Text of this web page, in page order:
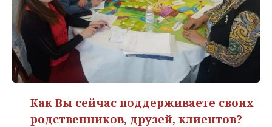
Как Вы сейчас поддерживаете своих
родственников, друзей, клиентов?